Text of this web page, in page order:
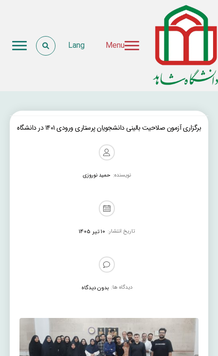
Menu
Lang
برگزاری آزمون صلاحیت بالینی دانشجویان پرستاری ورودی ۱۴۰۱ در دانشگاه
نویسنده: حمید نوروزی
تاریخ انتشار: 10 تیر 1405
دیدگاه ها: بدون دیدگاه